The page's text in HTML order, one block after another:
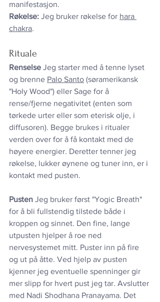
manifestasjon.
Røkelse: Jeg bruker røkelse for hara
chakra.
Rituale
Renselse Jeg starter med å tenne lyset
og brenne Palo Santo (søramerikansk
"Holy Wood") eller Sage for å
rense/fjerne negativitet (enten som
tørkede urter eller som eterisk olje, i
diffusoren). Begge brukes i ritualer
verden over for å få kontakt med de
høyere energier. Deretter tenner jeg
røkelse, lukker øynene og tuner inn, er i
kontakt med pusten.
Pusten Jeg bruker først "Yogic Breath"
for å bli fullstendig tilstede både i
kroppen og sinnet. Den fine, lange
utpusten hjelper å roe ned
nervesystemet mitt. Puster inn på fire
og ut på åtte. Ved hjelp av pusten
kjenner jeg eventuelle spenninger gir
mer slipp for hvert pust jeg tar. Avslutter
med Nadi Shodhana Pranayama. Det